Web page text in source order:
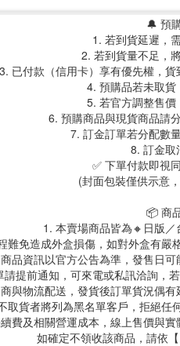
🔔 預
1. 若到貨延遲，
2. 若到貨量不足，
3. 已付款（信用卡）享有優先權，貨
4. 預購品若未取貨
5. 若官方調整售價
6. 預購商品與現貨商品請
7. 訂金訂單若分配數
8. 訂金取
✅ 下單付款即視
(封面包裝僅供示意
📦 商
1. 本賣場商品皆為🔸日版／
難免造成外盒損傷，如對外盒有嚴
品資訊以官方公告為準，發售日可
提前通知，可來電或私訊洽詢，
與物流配送，發貨後訂單貨況偶有
貨者將列為黑名單客戶，拒絕任
費及相關營運成本，線上售價與
如確定不領收該商品，請依